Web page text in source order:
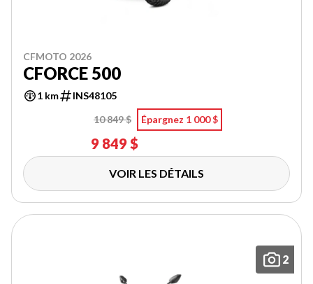
CFMOTO 2026
CFORCE 500
1 km
INS48105
10 849 $
Épargnez 1 000 $
9 849 $
VOIR LES DÉTAILS
2